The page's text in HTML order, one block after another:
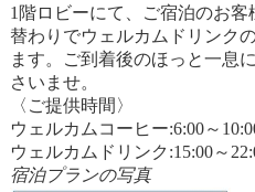
1階ロビーにて、ご宿泊のお
替わりでウェルカムドリンク
ます。ご到着後のほっと一息
さいませ。
〈ご提供時間〉
ウェルカムコーヒー:6:00～
ウェルカムドリンク:15:00～
宿泊プランの写真